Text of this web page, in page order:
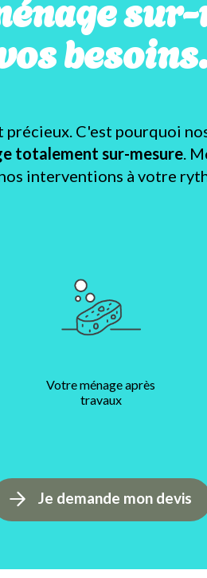
besoins.
C'est pourquoi
totalement sur-mesure.
interventions à votre
Votre ménage après
travaux
Je demande mon devis